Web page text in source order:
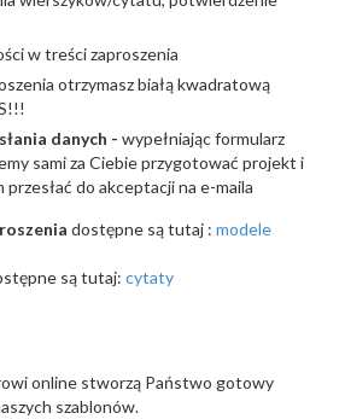
w treści zaproszenia
otrzymasz białą kwadratową
danych - wypełniając formularz
sami za Ciebie przygotować projekt i
do akceptacji na e-maila
dostępne są tutaj : modele
są tutaj: cytaty
online stworzą Państwo gotowy
szablonów.